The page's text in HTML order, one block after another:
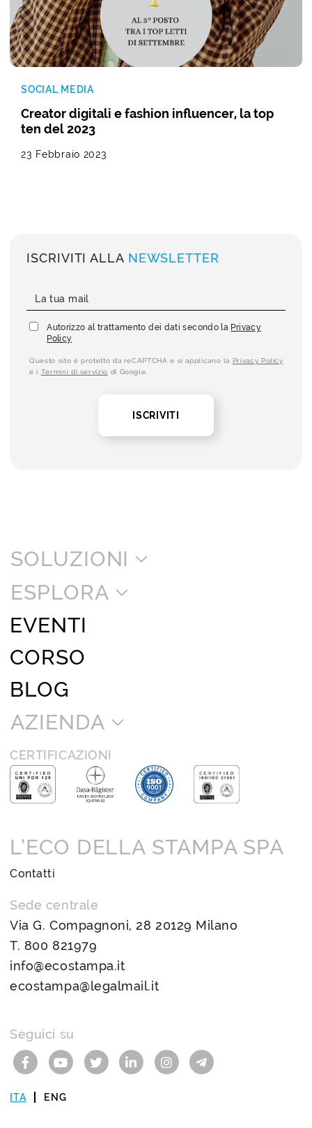
SOCIAL MEDIA
Creator digitali e fashion influencer, la top
ten del 2023
23 Febbraio 2023
ISCRIVITI ALLA NEWSLETTER
Autorizzo al trattamento dei dati secondo la Privacy
Policy
Questo sito è protetto da reCAPTCHA e si applicano la Privacy Policy
e i Termini di servizio di Google.
ISCRIVITI
SOLUZIONI
ESPLORA
EVENTI
CORSO
BLOG
AZIENDA
CERTIFICAZIONI
L’ECO DELLA STAMPA SPA
Contatti
Sede centrale
Via G. Compagnoni, 28 20129 Milano
T. 800 821979
info@ecostampa.it
ecostampa@legalmail.it
Seguici su
ITA ENG